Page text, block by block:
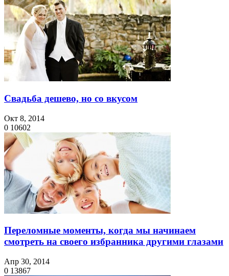
Свадьба дешево, но со вкусом
Окт 8, 2014
0 10602
Переломные моменты, когда мы начинаем
смотреть на своего избранника другими глазами
Апр 30, 2014
0 13867